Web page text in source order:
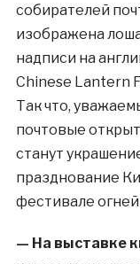
собирателей
изображена
надписи на
Chinese Lantern
Так что,
почтовые
станут
празднование
фестивале огней
— На выставке